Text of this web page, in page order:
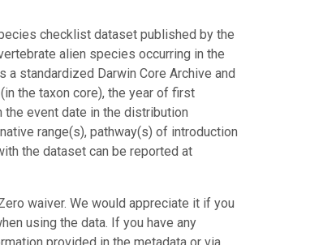
checklist dataset published by the
alien species occurring in the
standardized Darwin Core Archive and
the taxon core), the year of first
event date in the distribution
range(s), pathway(s) of introduction
the dataset can be reported at
waiver. We would appreciate it if you
using the data. If you have any